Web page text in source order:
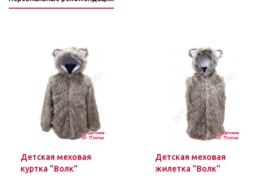
Детская меховая
куртка "Волк"
Детская меховая
жилетка "Волк"